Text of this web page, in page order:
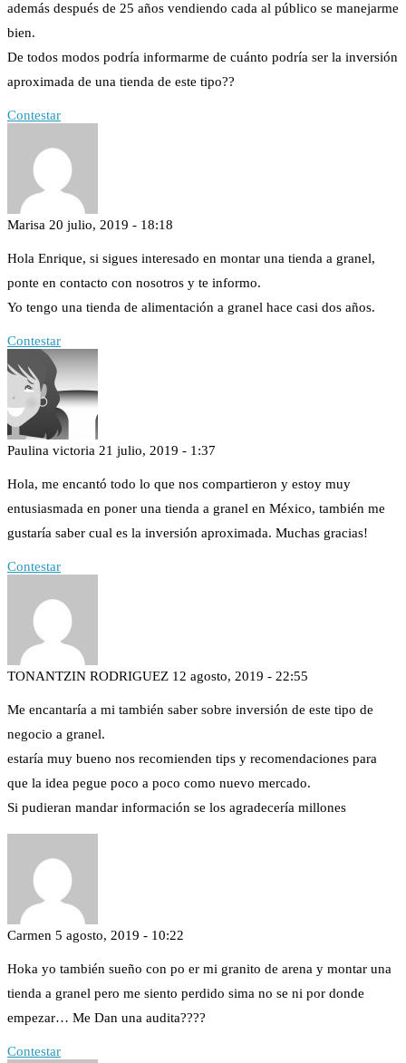
además después de 25 años vendiendo cada al público se manejarme
bien.
De todos modos podría informarme de cuánto podría ser la inversión
aproximada de una tienda de este tipo??
Contestar
Marisa 20 julio, 2019 - 18:18
Hola Enrique, si sigues interesado en montar una tienda a granel,
ponte en contacto con nosotros y te informo.
Yo tengo una tienda de alimentación a granel hace casi dos años.
Contestar
Paulina victoria 21 julio, 2019 - 1:37
Hola, me encantó todo lo que nos compartieron y estoy muy
entusiasmada en poner una tienda a granel en México, también me
gustaría saber cual es la inversión aproximada. Muchas gracias!
Contestar
TONANTZIN RODRIGUEZ 12 agosto, 2019 - 22:55
Me encantaría a mi también saber sobre inversión de este tipo de
negocio a granel.
estaría muy bueno nos recomienden tips y recomendaciones para
que la idea pegue poco a poco como nuevo mercado.
Si pudieran mandar información se los agradecería millones
Carmen 5 agosto, 2019 - 10:22
Hoka yo también sueño con po er mi granito de arena y montar una
tienda a granel pero me siento perdido sima no se ni por donde
empezar… Me Dan una audita????
Contestar